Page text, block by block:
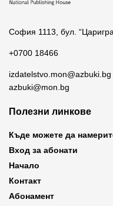
София 1113, бул.
+0700 18466
izdatelstvo.mon@azbuki.bg
azbuki@mon.bg
Полезни линкове
Къде можете да
Вход за абонати
Начало
Контакт
Абонамент